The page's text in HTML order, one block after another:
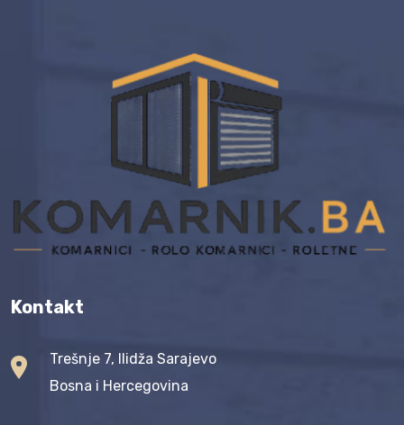
Kontakt
Trešnje 7, Ilidža Sarajevo
Bosna i Hercegovina